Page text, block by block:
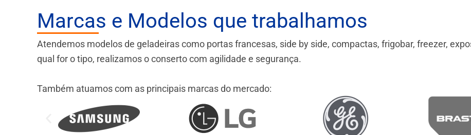
Marcas e Modelos que trabalhamos
Atendemos modelos de geladeiras como portas francesas, side by side, compactas, frigobar, freezer,
qual for o tipo, realizamos o conserto com agilidade e segurança.
Também atuamos com as principais marcas do mercado: